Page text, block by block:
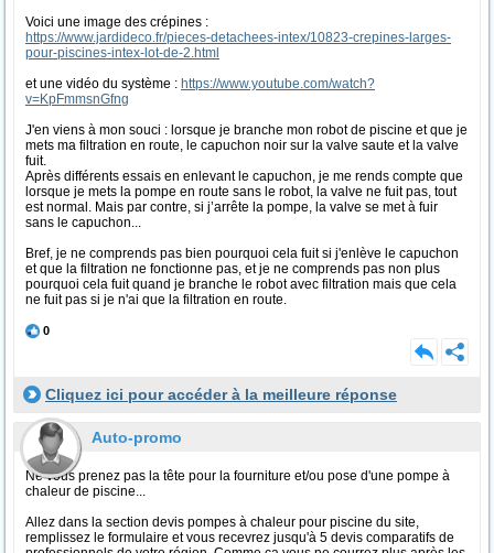
Voici une image des crépines :
https://www.jardideco.fr/pieces-detachees-intex/10823-crepines-larges-
pour-piscines-intex-lot-de-2.html
et une vidéo du système : https://www.youtube.com/watch?
v=KpFmmsnGfng
J'en viens à mon souci : lorsque je branche mon robot de piscine et que je
mets ma filtration en route, le capuchon noir sur la valve saute et la valve
fuit.
Après différents essais en enlevant le capuchon, je me rends compte que
lorsque je mets la pompe en route sans le robot, la valve ne fuit pas, tout
est normal. Mais par contre, si j’arrête la pompe, la valve se met à fuir
sans le capuchon...
Bref, je ne comprends pas bien pourquoi cela fuit si j'enlève le capuchon
et que la filtration ne fonctionne pas, et je ne comprends pas non plus
pourquoi cela fuit quand je branche le robot avec filtration mais que cela
ne fuit pas si je n'ai que la filtration en route.
0
Cliquez ici pour accéder à la meilleure réponse
Auto-promo
Ne vous prenez pas la tête pour la fourniture et/ou pose d'une pompe à
chaleur de piscine...
Allez dans la section devis pompes à chaleur pour piscine du site,
remplissez le formulaire et vous recevrez jusqu'à 5 devis comparatifs de